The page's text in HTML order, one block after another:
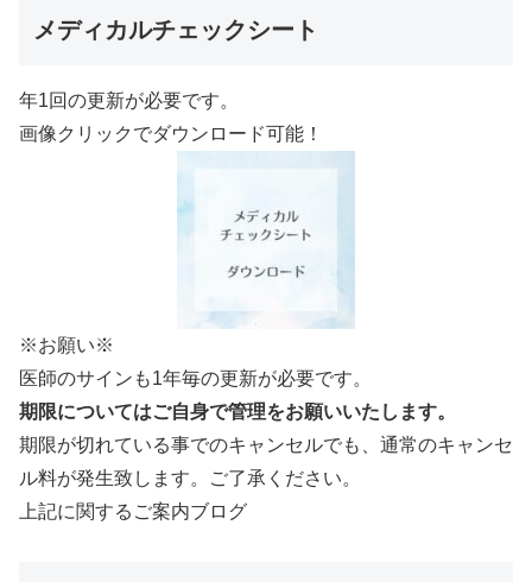
メディカルチェックシート
年1回の更新が必要です。
画像クリックでダウンロード可能！
※お願い※
医師のサインも1年毎の更新が必要です。
期限についてはご自身で管理をお願いいたします。
期限が切れている事でのキャンセルでも、通常のキャンセ
ル料が発生致します。ご了承ください。
上記に関するご案内ブログ